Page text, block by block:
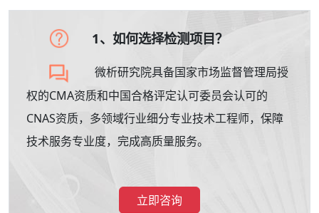
1、如何选择检测项目？
微析研究院具备国家市场监督管理局授
权的CMA资质和中国合格评定认可委员会认可的
CNAS资质，多领域行业细分专业技术工程师，保障
技术服务专业度，完成高质量服务。
立即咨询